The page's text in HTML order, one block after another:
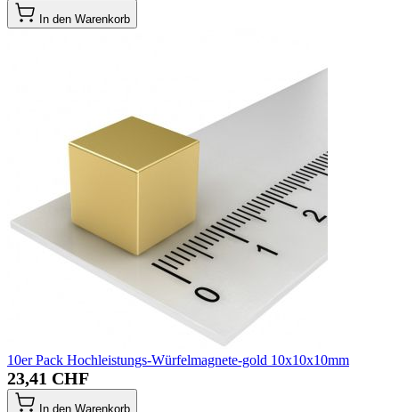
In den Warenkorb
10er Pack Hochleistungs-Würfelmagnete-gold 10x10x10mm
23,41 CHF
In den Warenkorb